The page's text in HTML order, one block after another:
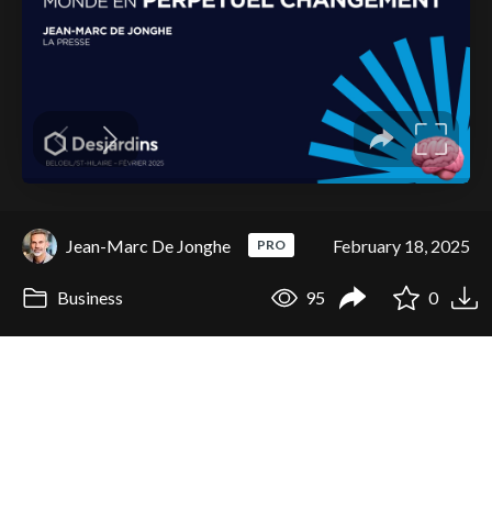
Jean-Marc De Jonghe PRO February 18, 2025
Business 95 0